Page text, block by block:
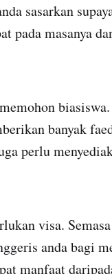
sasarkan
pada masanya
banyak
perlu
visa.
anda bagi
manfaat